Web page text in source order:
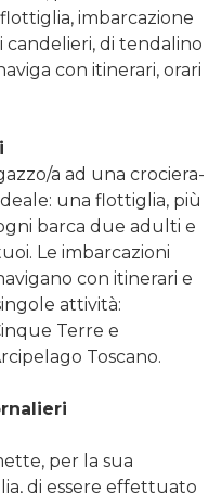
imbarcazione
di tendalino
con itinerari, orari
a ad una crociera-
una flottiglia, più
barca due adulti e
Le imbarcazioni
con itinerari e
attività:
Terre e
Toscano.
per la sua
di essere effettuato